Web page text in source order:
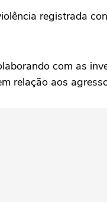
registrada
com as
relação aos